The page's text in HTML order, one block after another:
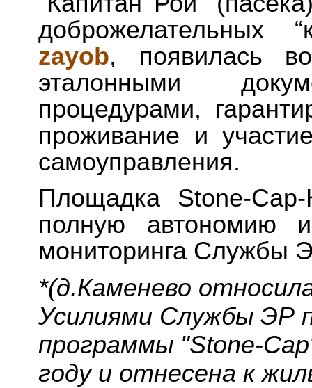
доброжелательных
zayob, появилась
эталонными
процедурами,
проживание и
самоуправления.
Площадка Stone-
полную автономию
мониторинга Службы
*(д.Каменево
Усилиями Службы ЭР
программы "Stone-
году и отнесена к